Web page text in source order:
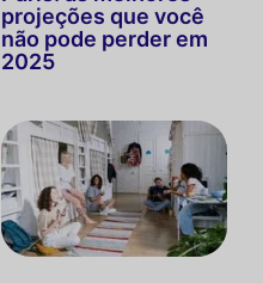
projeções que você
não pode perder em
2025